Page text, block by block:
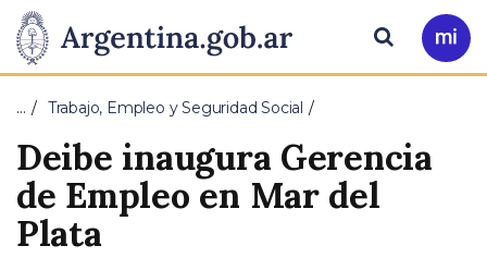
Presidencia
de
la
Nación
Pasar al contenido principal
Ir
a
Buscar
… Trabajo, Empleo y Seguridad Social
Deibe inaugura Gerencia
de Empleo en Mar del
Plata